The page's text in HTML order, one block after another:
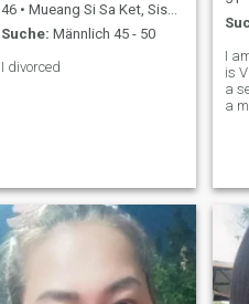
46 • Mueang Si Sa Ket, Sisaket, Thailand
Suche: Männlich 45 - 50
I divorced
I
is
a
a